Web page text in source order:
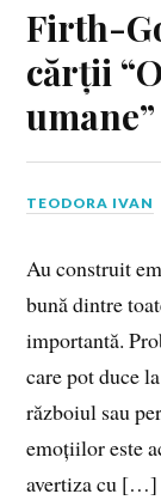
Firth-
cărții
umane”
TEODORA IVAN
Au construit
bună dintre
importantă.
care pot duce
războiul sau
emoțiilor este
avertiza cu […]